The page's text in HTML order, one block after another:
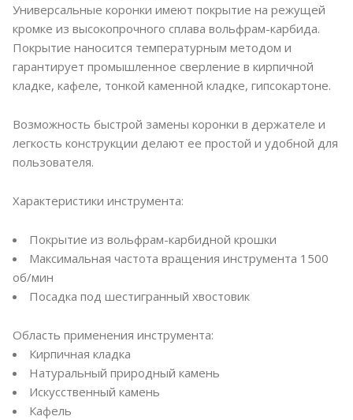
Универсальные коронки имеют покрытие на режущей
кромке из высокопрочного сплава вольфрам-карбида.
Покрытие наносится температурным методом и
гарантирует промышленное сверление в кирпичной
кладке, кафеле, тонкой каменной кладке, гипсокартоне.
Возможность быстрой замены коронки в держателе и
легкость конструкции делают ее простой и удобной для
пользователя.
Характеристики инструмента:
Покрытие из вольфрам-карбидной крошки
Максимальная частота вращения инструмента 1500
об/мин
Посадка под шестигранный хвостовик
Область применения инструмента:
Кирпичная кладка
Натуральный природный камень
Искусственный камень
Кафель